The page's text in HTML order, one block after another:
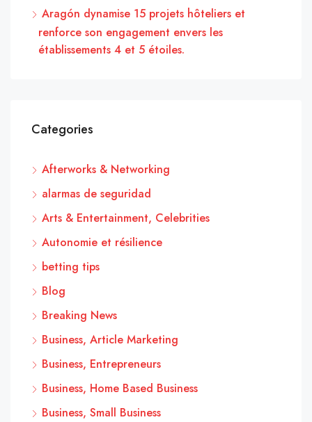
Aragón dynamise 15 projets hôteliers et
renforce son engagement envers les
établissements 4 et 5 étoiles.
Categories
Afterworks & Networking
alarmas de seguridad
Arts & Entertainment, Celebrities
Autonomie et résilience
betting tips
Blog
Breaking News
Business, Article Marketing
Business, Entrepreneurs
Business, Home Based Business
Business, Small Business